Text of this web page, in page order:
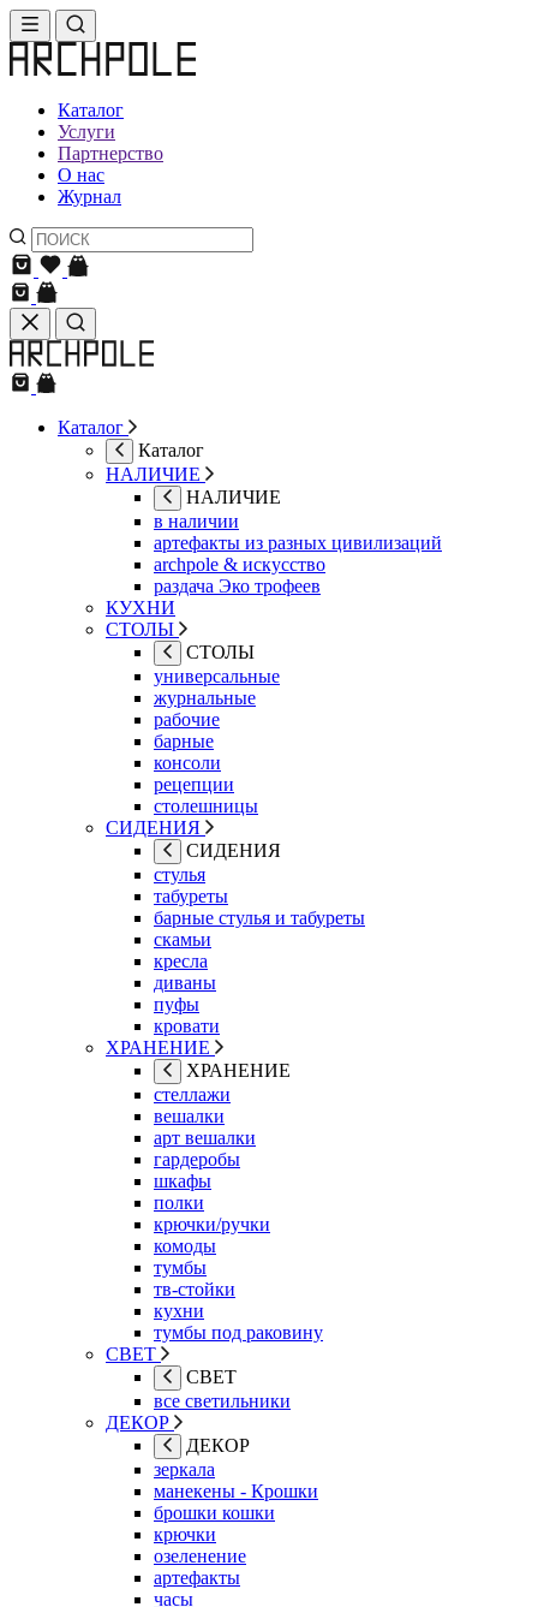
Каталог
Услуги
Партнерство
О нас
Журнал
Каталог
Каталог
НАЛИЧИЕ
НАЛИЧИЕ
в наличии
артефакты из разных цивилизаций
archpole & искусство
раздача Эко трофеев
КУХНИ
СТОЛЫ
СТОЛЫ
универсальные
журнальные
рабочие
барные
консоли
рецепции
столешницы
СИДЕНИЯ
СИДЕНИЯ
стулья
табуреты
барные стулья и табуреты
скамьи
кресла
диваны
пуфы
кровати
ХРАНЕНИЕ
ХРАНЕНИЕ
стеллажи
вешалки
арт вешалки
гардеробы
шкафы
полки
крючки/ручки
комоды
тумбы
тв-стойки
кухни
тумбы под раковину
СВЕТ
СВЕТ
все светильники
ДЕКОР
ДЕКОР
зеркала
манекены - Крошки
брошки кошки
крючки
озеленение
артефакты
часы